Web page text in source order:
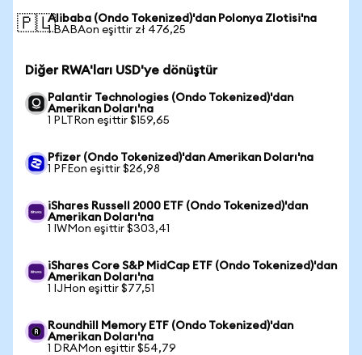
🇵🇱Alibaba (Ondo Tokenized)'dan Polonya Zlotisi'na
1 BABAon eşittir zł 476,25
Diğer RWA'ları USD'ye dönüştür
Palantir Technologies (Ondo Tokenized)'dan
Amerikan Doları'na
1 PLTRon eşittir $159,65
Pfizer (Ondo Tokenized)'dan Amerikan Doları'na
1 PFEon eşittir $26,98
iShares Russell 2000 ETF (Ondo Tokenized)'dan
Amerikan Doları'na
1 IWMon eşittir $303,41
iShares Core S&P MidCap ETF (Ondo Tokenized)'dan
Amerikan Doları'na
1 IJHon eşittir $77,51
Roundhill Memory ETF (Ondo Tokenized)'dan
Amerikan Doları'na
1 DRAMon eşittir $54,79